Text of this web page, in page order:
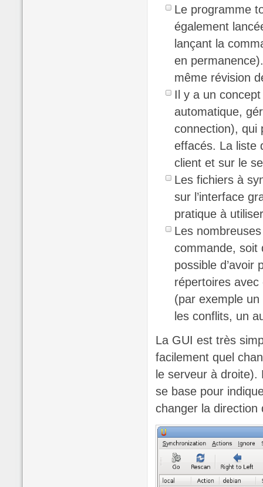
Le programme
également
lançant la
en
même révision
Il y a un
automatique,
connection), qui
effacés. La liste
client et sur le
Les fichiers à
sur l’interface
pratique à
Les
commande, soit
possible d’avoir
répertoires
(par exemple
les conflits, un
La GUI est très
facilement quel
le serveur à
se base pour
changer la direction